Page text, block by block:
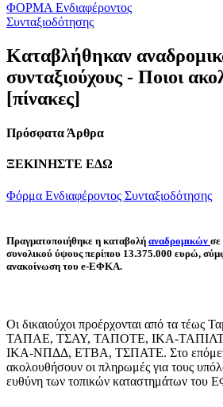
ΦΟΡΜΑ Ενδιαφέροντος
Συνταξιοδότησης
Καταβλήθηκαν
συνταξιούχους - Ποιοι
[πίνακες]
Πρόσφατα Άρθρα
ΞΕΚΙΝΗΣΤΕ ΕΔΩ
Φόρμα Ενδιαφέροντος Συνταξιοδότησης
Πραγματοποιήθηκε η καταβολή αναδρομικών σε
συνολικού ύψους περίπου 13.375.000 ευρώ,
ανακοίνωση του e-ΕΦΚΑ.
Οι δικαιούχοι προέρχονται από τα
ΤΑΠΑΕ, ΤΣΑΥ, ΤΑΠΟΤΕ, ΙΚΑ-
IKA-ΝΠΔΔ, ΕΤΒΑ, ΤΣΠΑΤΕ. Στο
ακολουθήσουν οι πληρωμές για τους
ευθύνη των τοπικών καταστημάτων του